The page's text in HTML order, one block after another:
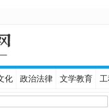
化 政治法律 文学教育